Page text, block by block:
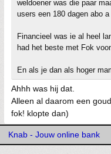
weldoener was die paar
users een 180 dagen abo
Financieel was ie al heel
had het beste met Fok
En als je dan als hoger
Ahhh was hij dat.
Alleen al daarom een
fok! klopte dan)
Knab - Jouw online bank